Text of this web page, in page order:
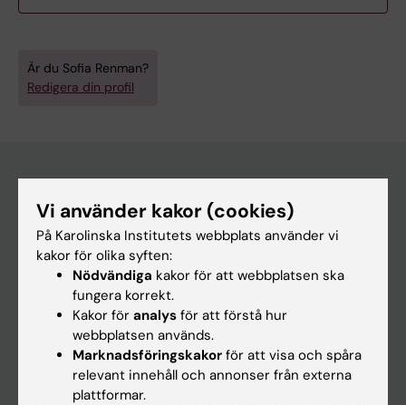
Är du Sofia Renman?
Redigera din profil
Huvudmeny
Utbildning
Forskarutbildning
Forskning
Vi använder kakor (cookies)
På Karolinska Institutets webbplats använder vi
kakor för olika syften:
Nödvändiga kakor för att webbplatsen ska
fungera korrekt.
Kakor för analys för att förstå hur
webbplatsen används.
Marknadsföringskakor för att visa och spåra
relevant innehåll och annonser från externa
plattformar.